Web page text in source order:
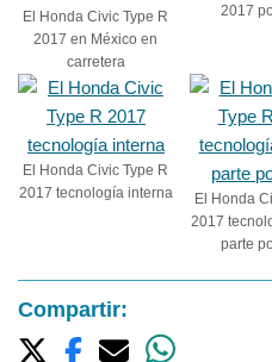
El Honda Civic Type R
2017 en México en
carretera
2017
El Honda Civic Type R
2017 tecnología interna
El Honda
2017
parte
Compartir: